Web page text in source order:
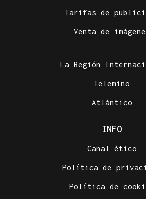
Tarifas de
Venta de
La Región
Telemiño
Atlántico
INFO
Canal ético
Política de
Política de